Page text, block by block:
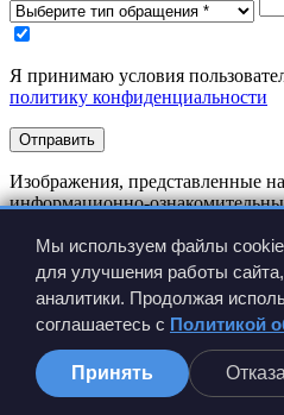
Я принимаю условия
политику конфиденциальности
Отправить
Изображения, представленные
информационно-
Производитель имеет право
конструкцию изделия без
Мы используем файлы cookie
для улучшения работы
аналитики. Продолжая
соглашаетесь с Политикой
Принять